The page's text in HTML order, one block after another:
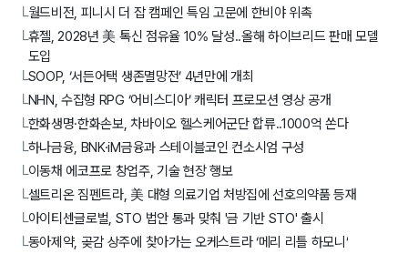
└월드비전, 피니시 더 잡 캠페인 특임 고문에 한비야 위촉
└휴젤, 2028년 美 톡신 점유율 10% 달성..올해 하이브리드 판매 모델
도입
└SOOP, ‘서든어택 생존멸망전’ 4년만에 개최
└NHN, 수집형 RPG ‘어비스디아’ 캐릭터 프로모션 영상 공개
└한화생명·한화손보, 차바이오 헬스케어군단 합류..1000억 쏜다
└하나금융, BNK·iM금융과 스테이블코인 컨소시엄 구성
└이동채 에코프로 창업주, 기술 현장 행보
└셀트리온 짐펜트라, 美 대형 의료기업 처방집에 선호의약품 등재
└아이티센글로벌, STO 법안 통과 맞춰 '금 기반 STO' 출시
└동아제약, 곶감 상주에 찾아가는 오케스트라 ‘메리 리틀 하모니’